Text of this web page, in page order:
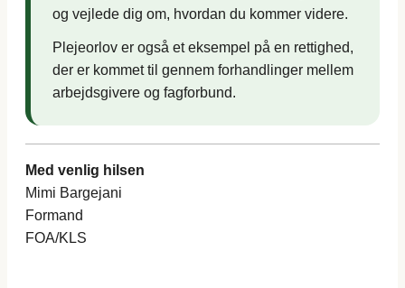
og vejlede dig om, hvordan du kommer videre.
Plejeorlov er også et eksempel på en rettighed,
der er kommet til gennem forhandlinger mellem
arbejdsgivere og fagforbund.
Med venlig hilsen
Mimi Bargejani
Formand
FOA/KLS